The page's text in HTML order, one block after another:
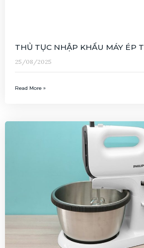
THỦ TỤC NHẬP KHẨU MÁY ÉP
25/08/2025
Read More »